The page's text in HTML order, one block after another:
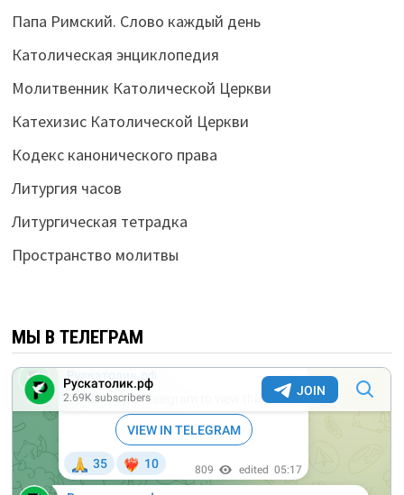
Папа Римский. Слово каждый день
Католическая энциклопедия
Молитвенник Католической Церкви
Катехизис Католической Церкви
Кодекс канонического права
Литургия часов
Литургическая тетрадка
Пространство молитвы
МЫ В ТЕЛЕГРАМ